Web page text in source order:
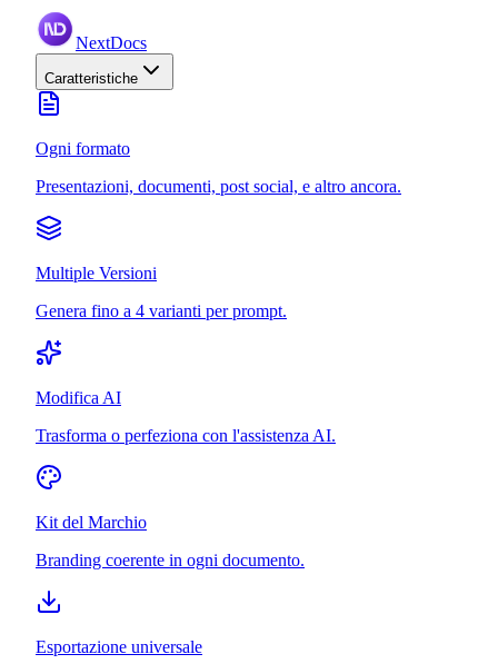
NextDocs
Caratteristiche
Ogni formato
Presentazioni, documenti, post social, e altro ancora.
Multiple Versioni
Genera fino a 4 varianti per prompt.
Modifica AI
Trasforma o perfeziona con l'assistenza AI.
Kit del Marchio
Branding coerente in ogni documento.
Esportazione universale